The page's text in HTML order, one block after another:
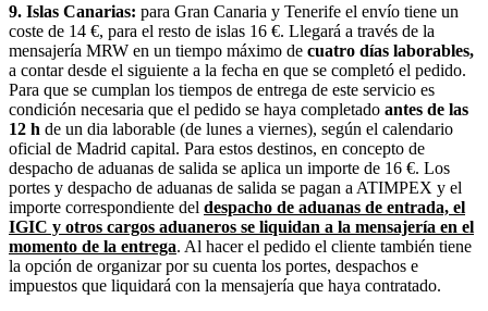
9. Islas Canarias: para Gran Canaria y Tenerife el envío tiene un
coste de 14 €, para el resto de islas 16 €. Llegará a través de la
mensajería MRW en un tiempo máximo de cuatro días laborables,
a contar desde el siguiente a la fecha en que se completó el pedido.
Para que se cumplan los tiempos de entrega de este servicio es
condición necesaria que el pedido se haya completado antes de las
12 h de un dia laborable (de lunes a viernes), según el calendario
oficial de Madrid capital. Para estos destinos, en concepto de
despacho de aduanas de salida se aplica un importe de 16 €. Los
portes y despacho de aduanas de salida se pagan a ATIMPEX y el
importe correspondiente del despacho de aduanas de entrada, el
IGIC y otros cargos aduaneros se liquidan a la mensajería en el
momento de la entrega. Al hacer el pedido el cliente también tiene
la opción de organizar por su cuenta los portes, despachos e
impuestos que liquidará con la mensajería que haya contratado.